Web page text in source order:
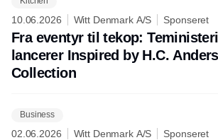
10.06.2026 Witt Denmark A/S Sponseret
Fra eventyr til tekop:
lancerer Inspired by H.C.
Collection
Business
02.06.2026 Witt Denmark A/S Sponseret